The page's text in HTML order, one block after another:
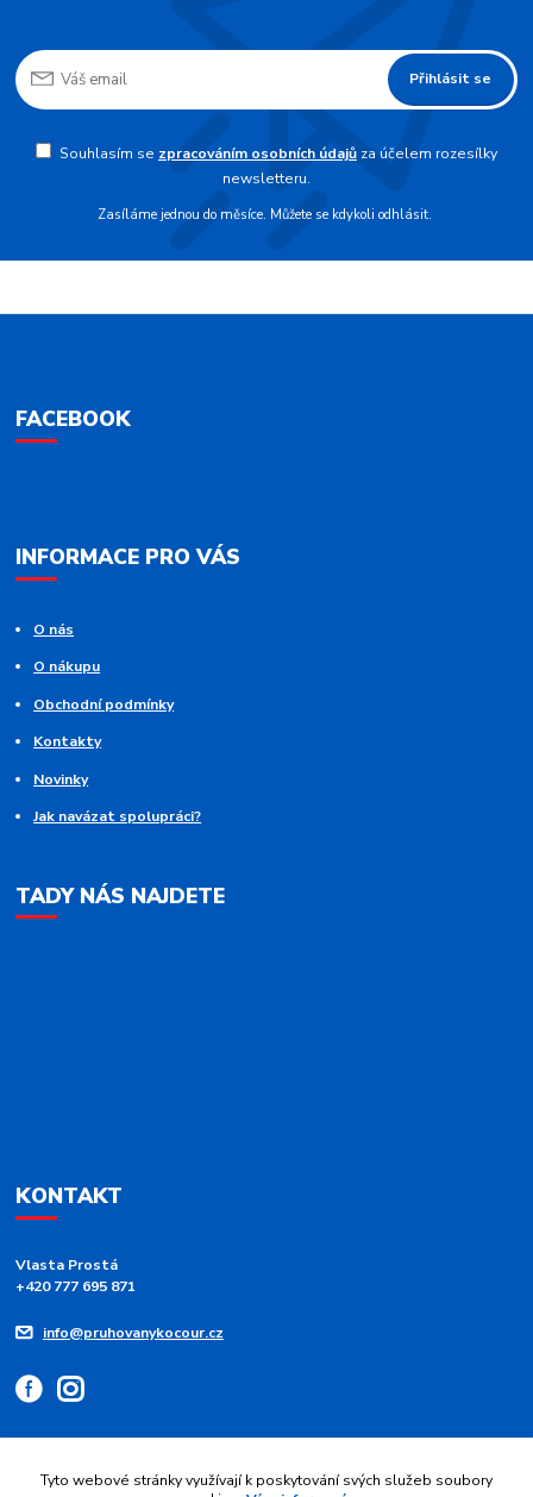
Přihlásit se
Souhlasím se zpracováním osobních údajůza účelem rozesílky
newsletteru.
Zasíláme jednou do měsíce. Můžete se kdykoli odhlásit.
FACEBOOK
INFORMACE PRO VÁS
O nás
O nákupu
Obchodní podmínky
Kontakty
Novinky
Jak navázat spolupráci?
TADY NÁS NAJDETE
KONTAKT
Vlasta Prostá
+420 777 695 871
info@pruhovanykocour.cz
Tyto webové stránky využívají k poskytování svých služeb soubory